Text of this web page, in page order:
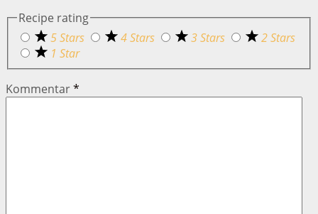
Recipe rating
5 Stars
4 Stars 3 Stars
2 Stars
1 Star
Kommentar*